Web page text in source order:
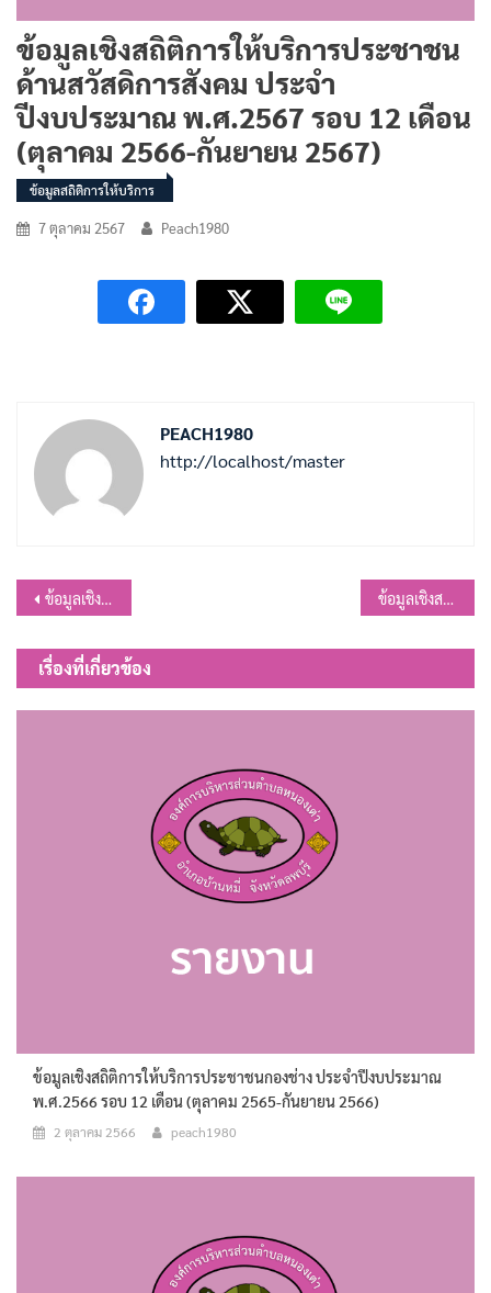
ข้อมูลเชิงสถิติการให้บริการประชาชน
ด้านสวัสดิการสังคม ประจำ
ปีงบประมาณ พ.ศ.2567 รอบ 12 เดือน
(ตุลาคม 2566-กันยายน 2567)
ข้อมูลสถิติการให้บริการ
7 ตุลาคม 2567 Peach1980
PEACH1980
http://localhost/master
แนะแนว
เรื่อง
ข้อมูลเชิงสถิติการให้บริการขององค์การบริหารส่วนตำบลหนองเต่า ประจำปีงบประมาณ พ.ศ. 2567 รอบ 6 เดือน ข้อมูลเชิงสถิติการให้บริการประชาชนของศูนย์ช่วยเหลือประชาชน ประจำปีงบประมาณ พ.ศ.2567 รอบ 12 เดือน (ตุลาคม 2566-กันยายน 2567)
เรื่องที่เกี่ยวข้อง
ข้อมูลเชิงสถิติการให้บริการประชาชนกองช่าง ประจำปีงบประมาณ
พ.ศ.2566 รอบ 12 เดือน (ตุลาคม 2565-กันยายน 2566)
2 ตุลาคม 2566 peach1980